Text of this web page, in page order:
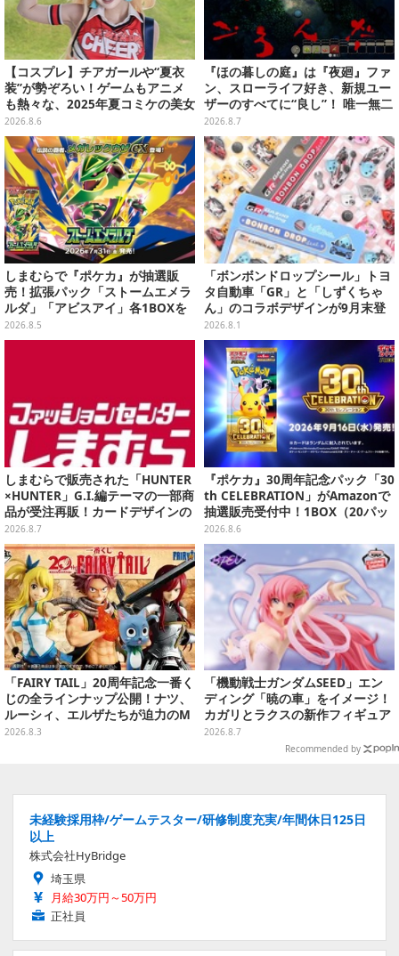
【コスプレ】チアガールや“夏衣
装”が勢ぞろい！ゲームもアニメ
も熱々な、2025年夏コミケの美女
レイヤーをプレイバック
2026.8.6
『ほの暮しの庭』は『夜廻』ファ
ン、スローライフ好き、新規ユー
ザーのすべてに“良し”！ 唯一無二
の「不穏生活シム」恐怖も暮らし
もお好み次第【プレイレポ】
2026.8.7
しまむらで『ポケカ』が抽選販
売！拡張パック「ストームエメラ
ルダ」「アビスアイ」各1BOXを
ラインナップ
2026.8.5
「ボンボンドロップシール」トヨ
タ自動車「GR」と「しずくちゃ
ん」のコラボデザインが9月末登
場！くま吉らも描かれた全4柄
2026.8.1
しまむらで販売された「HUNTER
×HUNTER」G.I.編テーマの一部商
品が受注再販！カードデザインの
キーホルダーや、キルアたちのセ
リフ付ソックスなど
2026.8.7
『ポケカ』30周年記念パック「30
th CELEBRATION」がAmazonで
抽選販売受付中！1BOX（20パッ
ク入り）
2026.8.6
「FAIRY TAIL」20周年記念一番く
じの全ラインナップ公開！ナツ、
ルーシィ、エルザたちが迫力のM
ASTERLISEで初登場
2026.8.3
「機動戦士ガンダムSEED」エン
ディング「暁の車」をイメージ！
カガリとラクスの新作フィギュア
がプライズに
2026.8.7
Recommended by
未経験採用枠/ゲームテスター/研修制度充実/年間休日125日
以上
株式会社HyBridge
埼玉県
月給30万円～50万円
正社員